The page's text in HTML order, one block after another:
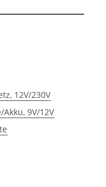
12V/230V
9V/12V